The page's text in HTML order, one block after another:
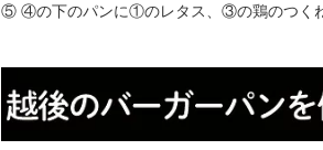
⑤ ④の下のパンに①のレタス、③の鶏のつくね